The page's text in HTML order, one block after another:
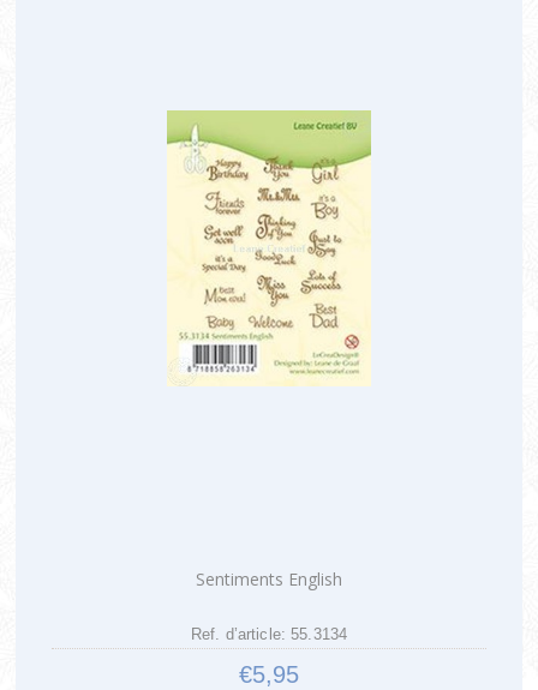
Sentiments English
Ref. d’article: 55.3134
€5,95